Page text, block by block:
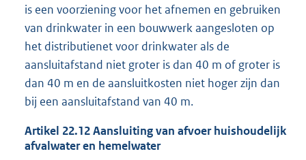
is een voorziening voor het afnemen en gebruiken
van drinkwater in een bouwwerk aangesloten op
het distributienet voor drinkwater als de
aansluitafstand niet groter is dan 40 m of groter is
dan 40 m en de aansluitkosten niet hoger zijn dan
bij een aansluitafstand van 40 m.
Artikel 22.12Aansluiting van afvoer huishoudelijk
afvalwater en hemelwater